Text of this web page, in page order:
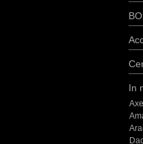
In
Axel